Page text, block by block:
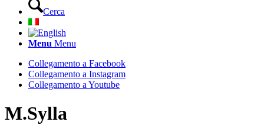
Cerca
Menu Menu
Collegamento a Facebook
Collegamento a Instagram
Collegamento a Youtube
M.Sylla